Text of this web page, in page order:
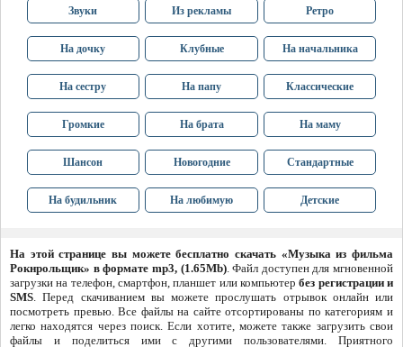
Звуки Из рекламы Ретро
На дочку Клубные На начальника
На сестру На папу Классические
Громкие На брата На маму
Шансон Новогодние Стандартные
На будильник На любимую Детские
На этой странице вы можете бесплатно скачать «Музыка из фильма
Рокнрольщик» в формате mp3, (1.65Mb). Файл доступен для мгновенной
загрузки на телефон, смартфон, планшет или компьютербез регистрации и
SMS. Перед скачиванием вы можете прослушать отрывок онлайн или
посмотреть превью. Все файлы на сайте отсортированы по категориям и
легко находятся через поиск. Если хотите, можете также загрузить свои
файлы и поделиться ими с другими пользователями. Приятного